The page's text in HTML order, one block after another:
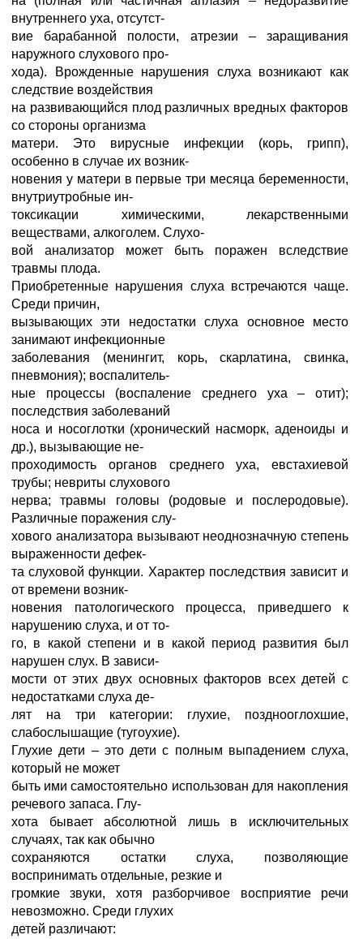
внутреннего уха, отсутст-
вие барабанной полости, атрезии – заращивания
наружного слухового про-
хода). Врожденные нарушения слуха возникают как
следствие воздействия
на развивающийся плод различных вредных факторов
со стороны организма
матери. Это вирусные инфекции (корь, грипп),
особенно в случае их возник-
новения у матери в первые три месяца беременности,
внутриутробные ин-
токсикации химическими, лекарственными
веществами, алкоголем. Слухо-
вой анализатор может быть поражен вследствие
травмы плода.
Приобретенные нарушения слуха встречаются чаще.
Среди причин,
вызывающих эти недостатки слуха основное место
занимают инфекционные
заболевания (менингит, корь, скарлатина, свинка,
пневмония); воспалитель-
ные процессы (воспаление среднего уха – отит);
последствия заболеваний
носа и носоглотки (хронический насморк, аденоиды и
др.), вызывающие не-
проходимость органов среднего уха, евстахиевой
трубы; невриты слухового
нерва; травмы головы (родовые и послеродовые).
Различные поражения слу-
хового анализатора вызывают неоднозначную степень
выраженности дефек-
та слуховой функции. Характер последствия зависит и
от времени возник-
новения патологического процесса, приведшего к
нарушению слуха, и от то-
го, в какой степени и в какой период развития был
нарушен слух. В зависи-
мости от этих двух основных факторов всех детей с
недостатками слуха де-
лят на три категории: глухие, позднооглохшие,
слабослышащие (тугоухие).
Глухие дети – это дети с полным выпадением слуха,
который не может
быть ими самостоятельно использован для накопления
речевого запаса. Глу-
хота бывает абсолютной лишь в исключительных
случаях, так как обычно
сохраняются остатки слуха, позволяющие
воспринимать отдельные, резкие и
громкие звуки, хотя разборчивое восприятие речи
невозможно. Среди глухих
детей различают: